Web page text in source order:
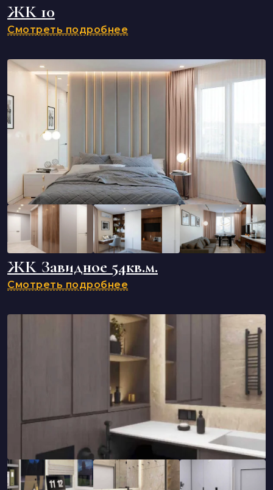
ЖК 10
Смотреть подробнее
ЖК Завидное 54кв.м.
Смотреть подробнее